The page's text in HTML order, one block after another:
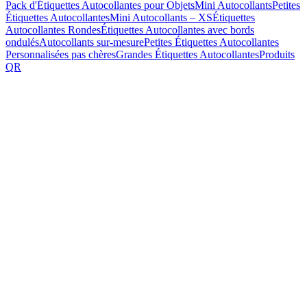
Pack d'Étiquettes Autocollantes pour ObjetsMini AutocollantsPetites
Étiquettes AutocollantesMini Autocollants – XSÉtiquettes
Autocollantes RondesÉtiquettes Autocollantes avec bords
ondulésAutocollants sur-mesurePetites Étiquettes Autocollantes
Personnalisées pas chèresGrandes Étiquettes AutocollantesProduits
QR